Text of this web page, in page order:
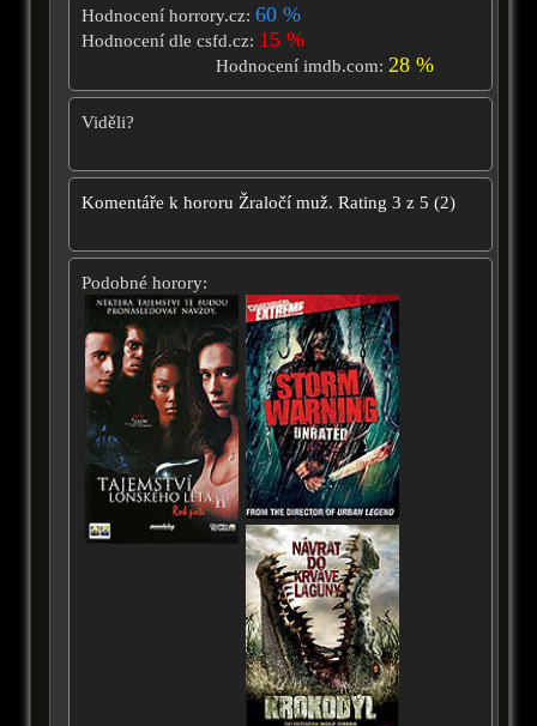
Hodnocení horrory.cz: 60 %
Hodnocení dle csfd.cz: 15 %
Hodnocení imdb.com: 28 %
Viděli?
Komentáře k hororu Žraločí muž. Rating 3 z 5 (2)
Podobné horory: